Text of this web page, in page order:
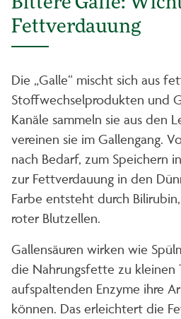
Bittere Galle:
Fettverdauung
Die „Galle“ mischt sich aus
Stoffwechselprodukten und
Kanäle sammeln sie aus den
vereinen sie im Gallengang.
nach Bedarf, zum Speichern
zur Fettverdauung in den
Farbe entsteht durch
roter Blutzellen.
Gallensäuren wirken wie
die Nahrungsfette zu kleinen
aufspaltenden Enzyme ihre
können. Das erleichtert die